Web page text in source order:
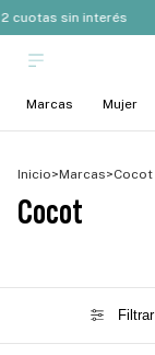
sin interés
Marcas Mujer
Inicio>Marcas>Cocot
Cocot
Filtrar